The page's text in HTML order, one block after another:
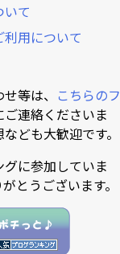
て
用について
等は、 こちらのフ
連絡くださいま
ども大歓迎です。
に参加していま
とうございます。